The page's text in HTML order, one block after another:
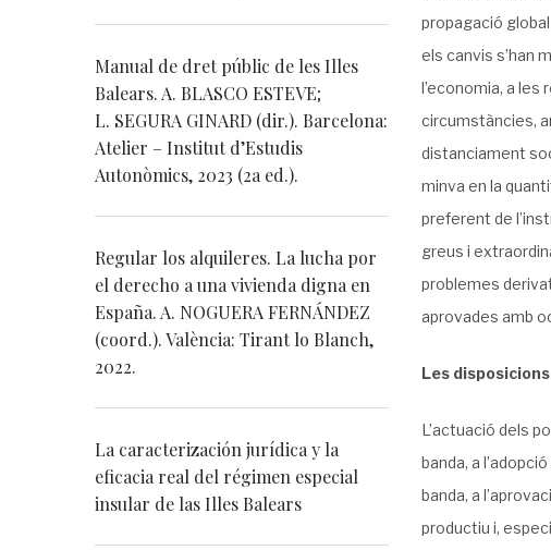
propagació
els canvis s’han
l’economia, a
circumstàncies,
distanciament
minva en la
preferent de
greus i
problemes
aprovades amb
Les
L’actuació dels
banda, a
banda, a
productiu i,
Manual de dret públic de les Illes
Balears. A. BLASCO ESTEVE;
L. SEGURA GINARD (dir.). Barcelona:
Atelier – Institut d’Estudis
Autonòmics, 2023 (2a ed.).
Regular los alquileres. La lucha por
el derecho a una vivienda digna en
España. A. NOGUERA FERNÁNDEZ
(coord.). València: Tirant lo Blanch,
2022.
La caracterización jurídica y la
eficacia real del régimen especial
insular de las Illes Balears